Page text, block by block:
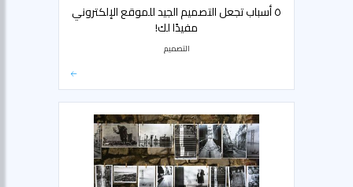
٥ أسباب تجعل التصميم الجيد للموقع الإلكتروني
مفيدًا لك!
التصميم